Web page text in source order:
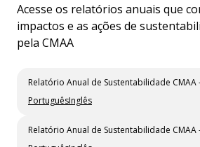
Acesse os relatórios anuais que
impactos e as ações de
pela CMAA
Relatório Anual de Sustentabilidade CMAA
PortuguêsInglês
Relatório Anual de Sustentabilidade CMAA